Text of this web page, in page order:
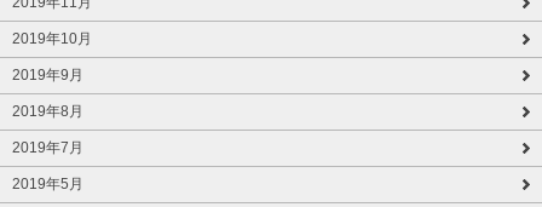
2019年10月
2019年9月
2019年8月
2019年7月
2019年5月